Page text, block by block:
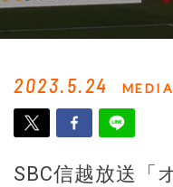
2023.5.24 MEDIA
SBC信越放送「